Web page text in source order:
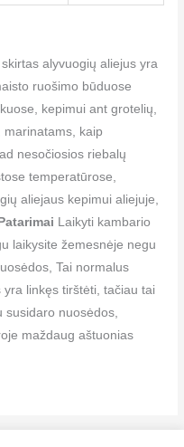
alyvuogių aliejus yra
ruošimo būduose
kepimui ant grotelių,
marinatams, kaip
nesočiosios riebalų
temperatūrose,
aliejaus kepimui aliejuje,
Patarimai Laikyti kambario
laikysite žemesnėje negu
Tai normalus
linkęs tirštėti, tačiau tai
nuosėdos,
maždaug aštuonias